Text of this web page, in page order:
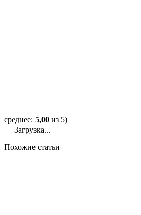
среднее: 5,00 из 5)
Загрузка...
Похожие статьи